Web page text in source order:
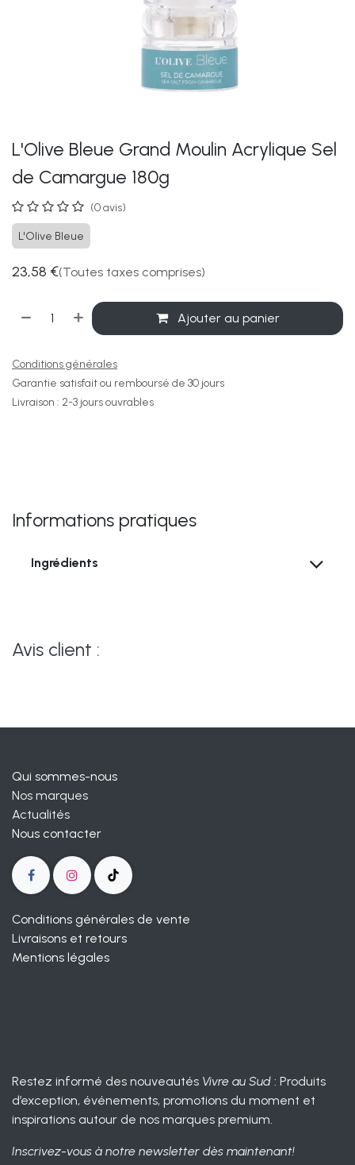
L'Olive Bleue Grand Moulin Acrylique Sel
de Camargue 180g
(0 avis)
L'Olive Bleue
23,58 €(Toutes taxes comprises)
Ajouter au panier
Conditions générales
Garantie satisfait ou remboursé de 30 jours
Livraison : 2-3 jours ouvrables
Informations pratiques
Ingrédients
Avis client :
Qui sommes-nous
Nos marques
Actualités
Nous contacter
Conditions générales de vente
Livraisons et retours
Mentions légales
Restez informé des nouveautés Vivre au Sud : Produits
d’exception, événements, promotions du moment et
inspirations autour de nos marques premium.
Inscrivez-vous à notre newsletter dès maintenant!